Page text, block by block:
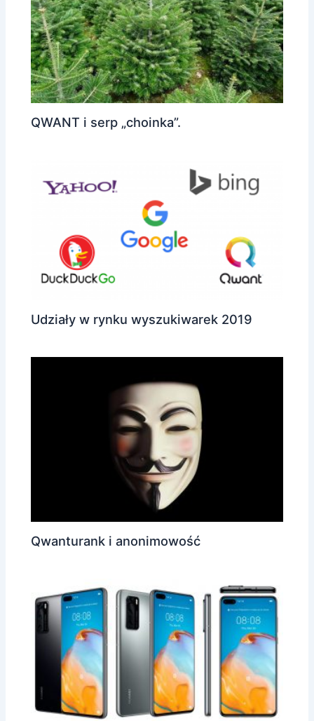
QWANT i serp „choinka”.
Udziały w rynku wyszukiwarek 2019
Qwanturank i anonimowość